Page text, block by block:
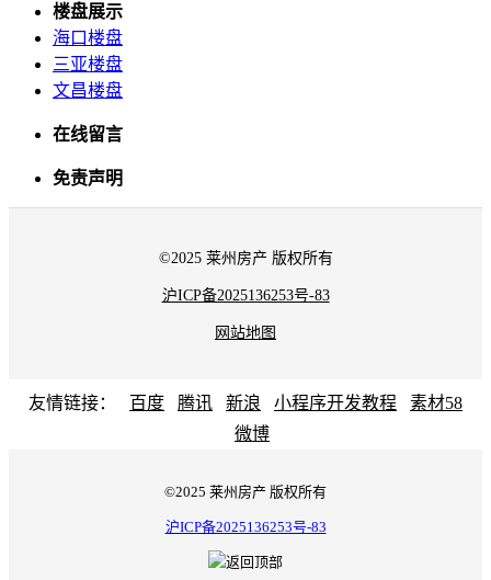
楼盘展示
海口楼盘
三亚楼盘
文昌楼盘
在线留言
免责声明
©2025 莱州房产 版权所有
沪ICP备2025136253号-83
网站地图
友情链接： 百度 腾讯 新浪 小程序开发教程
素材58
微博
©2025 莱州房产 版权所有
沪ICP备2025136253号-83